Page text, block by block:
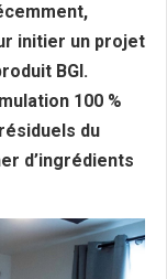
initier un projet
BGI.
100 %
du
d’ingrédients